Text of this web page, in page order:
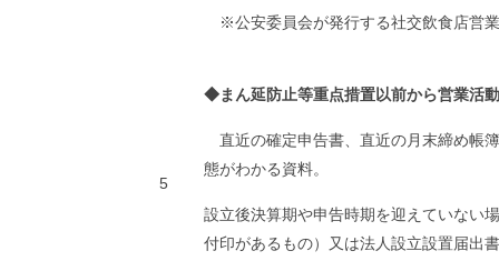
※公安委員会が発行する社交飲食店営
5
◆まん延防止等重点措置以前から営業活
直近の確定申告書、直近の月末締め帳
態がわかる資料。
設立後決算期や申告時期を迎えていない
付印があるもの）又は法人設立設置届出